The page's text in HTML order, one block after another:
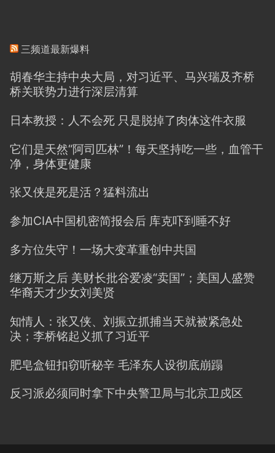
三频道最新爆料
胡春华主持中央大局，对习近平、马兴瑞及齐桥
桥关联势力进行深层清算
日本教授：人不会死 只是脱掉了肉体这件衣服
它们是天然“阿司匹林”！每天坚持吃一些，血管干
净，身体更健康
张又侠是死是活？猛料流出
参加CIA中国机密简报会后 库克吓到睡不好
多方位失守！一场大变革重创中共国
继万斯之后 美财长批谷爱凌“卖国”；美国人盛赞
华裔天才少女刘美贤
知情人：张又侠、刘振立抓捕当天就被紧急处
决；李桥铭起义抓了习近平
肥皂盒钮扣窃听秘辛 毛泽东人设彻底崩蹋
反习派必须同时拿下中央警卫局与北京卫戍区